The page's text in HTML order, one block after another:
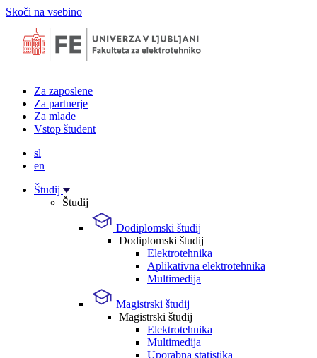
Skoči na vsebino
Za zaposlene
Za partnerje
Za mlade
Vstop študent
sl
en
Študij
Študij
Dodiplomski študij
Dodiplomski študij
Elektrotehnika
Aplikativna elektrotehnika
Multimedija
Magistrski študij
Magistrski študij
Elektrotehnika
Multimedija
Uporabna statistika